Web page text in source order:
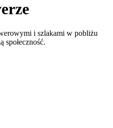
i szlakami w pobliżu
społeczność.